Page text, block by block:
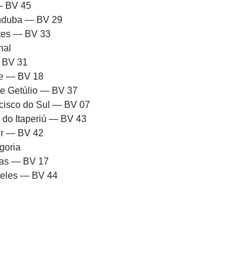
BV 45
— BV 29
— BV 33
31
— BV 18
Getúlio — BV 37
do Sul — BV 07
do Itaperiú — BV 43
— BV 42
— BV 17
— BV 44